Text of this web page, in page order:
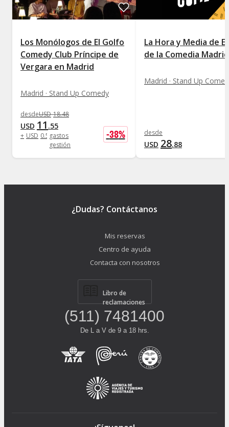
Los Monólogos de El Golfo
Comedy Club Príncipe de
Vergara en Madrid
Madrid · Stand Up Comedy
desdeUSD 18.48
USD 11 .55
+ USD 0.58gastos
gestión
-38%
La Hora y Media de
de la Comedia Madrid
Madrid · Stand Up
desde
USD 28.88
¿Dudas? Contáctanos
Mis reservas
Centro de ayuda
Contacta con nosotros
Libro de
reclamaciones
(511) 7481400
De L a V de 9 a 18 hrs.